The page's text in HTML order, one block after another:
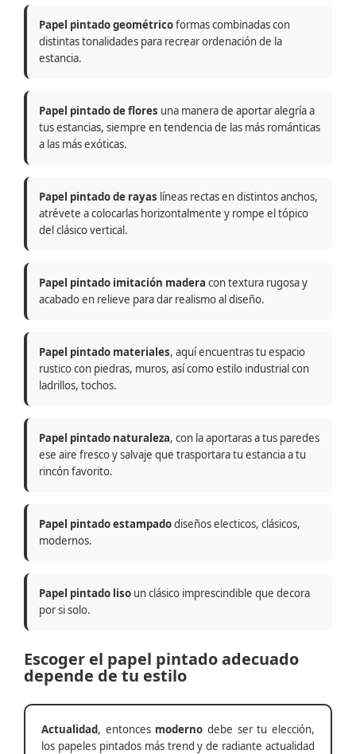
Papel pintado geométricoformas combinadas con
distintas tonalidades para recrear ordenación de la
estancia.
Papel pintado de flores una manera de aportar alegría a
tus estancias, siempre en tendencia de las más románticas
a las más exóticas.
Papel pintado de rayas líneas rectas en distintos anchos,
atrévete a colocarlas horizontalmente y rompe el tópico
del clásico vertical.
Papel pintado imitación madera con textura rugosa y
acabado en relieve para dar realismo al diseño.
Papel pintado materiales, aquí encuentras tu espacio
rustico con piedras, muros, así como estilo industrial con
ladrillos, tochos.
Papel pintado naturaleza, con la aportaras a tus paredes
ese aire fresco y salvaje que trasportara tu estancia a tu
rincón favorito.
Papel pintado estampadodiseños electicos, clásicos,
modernos.
Papel pintado liso un clásico imprescindible que decora
por si solo.
Escoger el papel pintado adecuado
depende de tu estilo
Actualidad, entonces moderno debe ser tu elección,
los papeles pintados más trend y de radiante actualidad